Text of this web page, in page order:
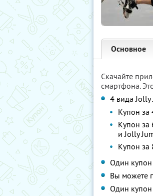
Основное
Скачайте
смартфона.
4 вида Jolly
Купон за
Купон за
и Jolly
Купон за
Один купон
Вы можете
Один купон